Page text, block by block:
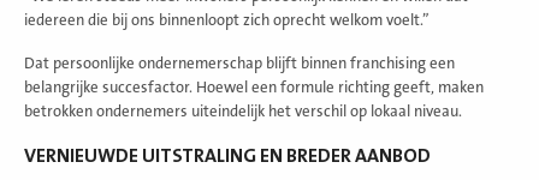
iedereen die bij ons binnenloopt zich oprecht welkom voelt.”
Dat persoonlijke ondernemerschap blijft binnen franchising een
belangrijke succesfactor. Hoewel een formule richting geeft, maken
betrokken ondernemers uiteindelijk het verschil op lokaal niveau.
VERNIEUWDE UITSTRALING EN BREDER AANBOD